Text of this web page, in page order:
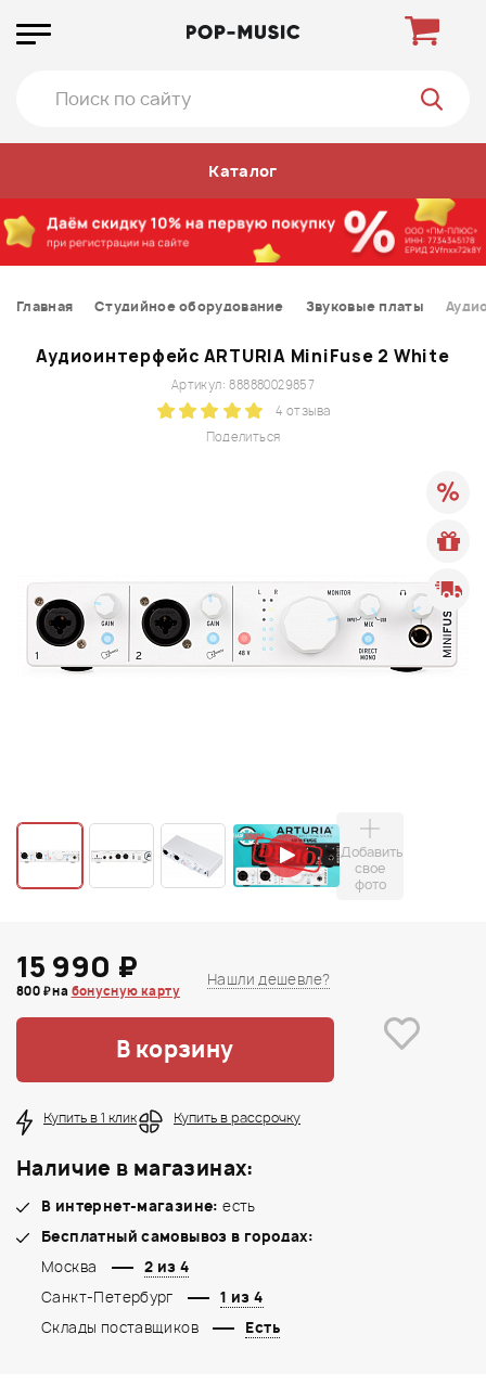
Каталог
Главная Студийное оборудование Звуковые платы
Аудиоинтерфейс ARTURIA MiniFuse 2 White
Поделиться
Артикул: 888880029857
4 отзыва
Добавить
свое
фото
15 990 ₽
800 ₽ на бонусную карту
Нашли дешевле?
В корзину
Купить в 1 клик Купить в рассрочку
Наличие в магазинах:
В интернет-магазине: есть
Бесплатный самовывоз в городах:
Москва
2 из 4
Санкт-Петербург
1 из 4
Склады поставщиков
Есть